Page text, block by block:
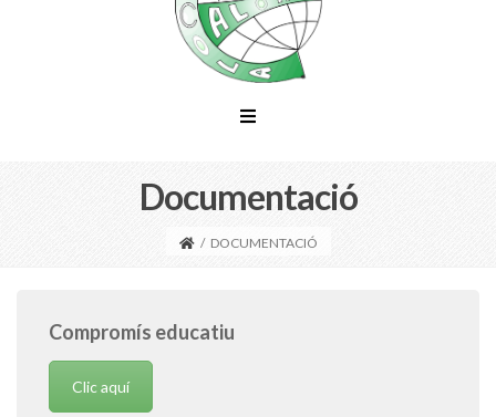
Documentació
/ DOCUMENTACIÓ
Compromís educatiu
Clic aquí